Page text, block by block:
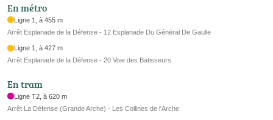
En métro
Ligne 1, à 455 m
Arrêt Esplanade de la Défense - 12 Esplanade Du Général De Gaulle
Ligne 1, à 427 m
Arrêt Esplanade de la Défense - 20 Voie des Batisseurs
En tram
Ligne T2, à 620 m
Arrêt La Défense (Grande Arche) - Les Collines de l'Arche